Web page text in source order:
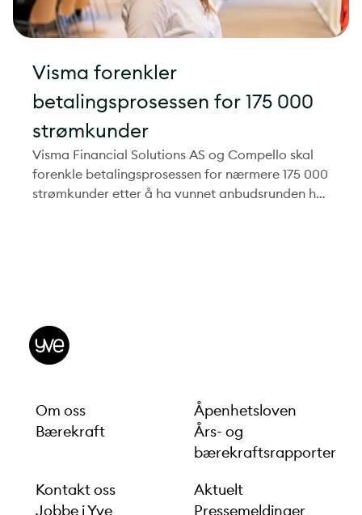
Visma forenkler
betalingsprosessen for 175 000
strømkunder
Visma Financial Solutions AS og Compello skal
forenkle betalingsprosessen for nærmere 175 000
strømkunder etter å ha vunnet anbudsrunden hos
Om oss
Bærekraft
Åpenhetsloven
Års- og
bærekraftsrapporter
Kontakt oss
Jobbe i Yve
Aktuelt
Pressemeldinger